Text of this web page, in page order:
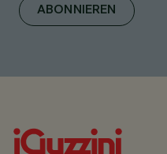
ABONNIEREN